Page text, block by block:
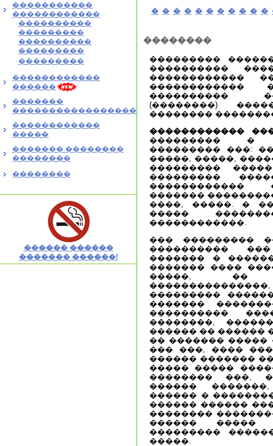
�����������
������������
����������
���������
����������
���������
���������
������������
������
�������
�����������������
������������
�����
������� ��������
��������
��������
������ ������
������� ������!
� � � � � � � � � � �
��������
���������
����������
������������
������������
����������
(��������)
��������
������������
��������� �
��������� ���:
�����, �����,
���������
���������
������������
�������
����, �����. �
�����
������������.
��� ���������
����������
������� �
������� ����
�����, ��
���������
�������
����������
��������,
������ �� ������
�� ������� �����
��� ���, ����
������ �������
����� �����
�������� ���,
������
������ �
������ ������
��������
������ �����
���������
�����.